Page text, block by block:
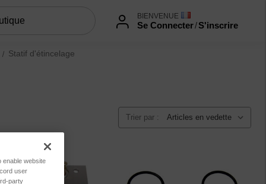
BIENVENUE
Se Connecter/S'inscrire
Statif d'étincelage
Trier par :
enable website
user
party